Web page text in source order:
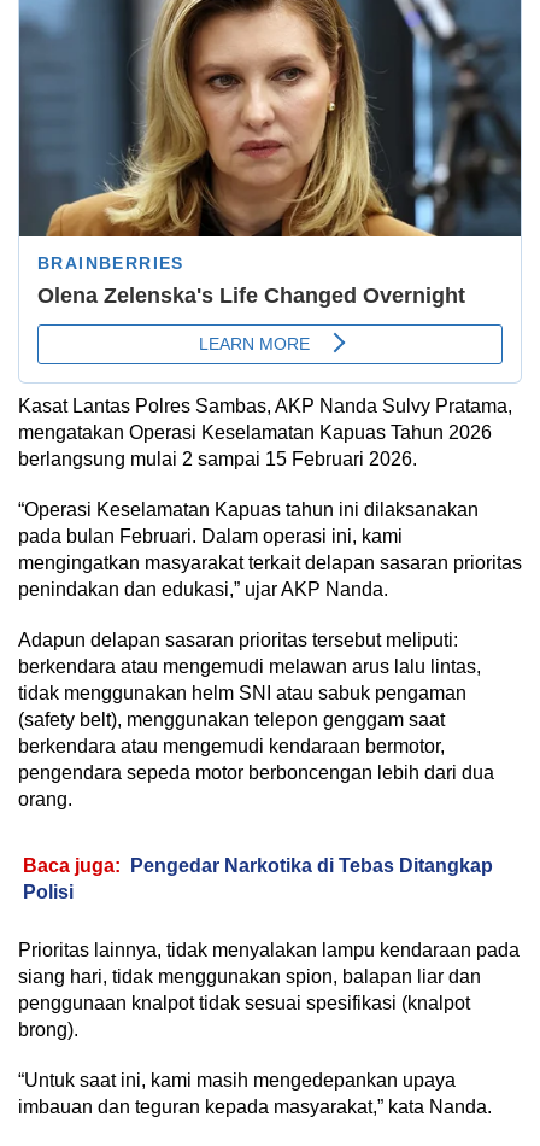
Kasat Lantas Polres Sambas, AKP Nanda Sulvy Pratama,
mengatakan Operasi Keselamatan Kapuas Tahun 2026
berlangsung mulai 2 sampai 15 Februari 2026.
“Operasi Keselamatan Kapuas tahun ini dilaksanakan
pada bulan Februari. Dalam operasi ini, kami
mengingatkan masyarakat terkait delapan sasaran prioritas
penindakan dan edukasi,” ujar AKP Nanda.
Adapun delapan sasaran prioritas tersebut meliputi:
berkendara atau mengemudi melawan arus lalu lintas,
tidak menggunakan helm SNI atau sabuk pengaman
(safety belt), menggunakan telepon genggam saat
berkendara atau mengemudi kendaraan bermotor,
pengendara sepeda motor berboncengan lebih dari dua
orang.
Baca juga:
Pengedar Narkotika di Tebas Ditangkap
Polisi
Prioritas lainnya, tidak menyalakan lampu kendaraan pada
siang hari, tidak menggunakan spion, balapan liar dan
penggunaan knalpot tidak sesuai spesifikasi (knalpot
brong).
“Untuk saat ini, kami masih mengedepankan upaya
imbauan dan teguran kepada masyarakat,” kata Nanda.